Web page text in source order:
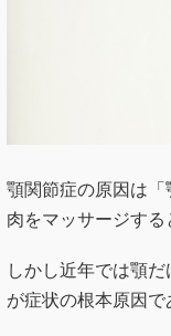
顎関節症の原因は
肉をマッサージする
しかし近年では顎
が症状の根本原因で